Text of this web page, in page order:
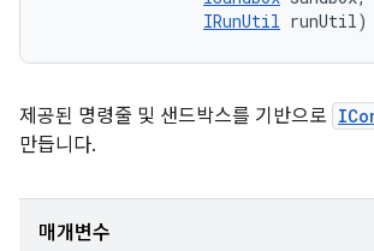
IRunUtil runUtil)
제공된 명령줄 및 샌드박스를 기반으로
만듭니다.
매개변수